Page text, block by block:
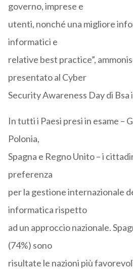
governo, imprese e
utenti, nonché una migliore
informatici e
relative best practice”,
presentato al Cyber
Security Awareness Day di Bsa
In tutti i Paesi presi in esame –
Polonia,
Spagna e Regno Unito – i
preferenza
per la gestione internazionale
informatica rispetto
ad un approccio nazionale.
(74%) sono
risultate le nazioni più